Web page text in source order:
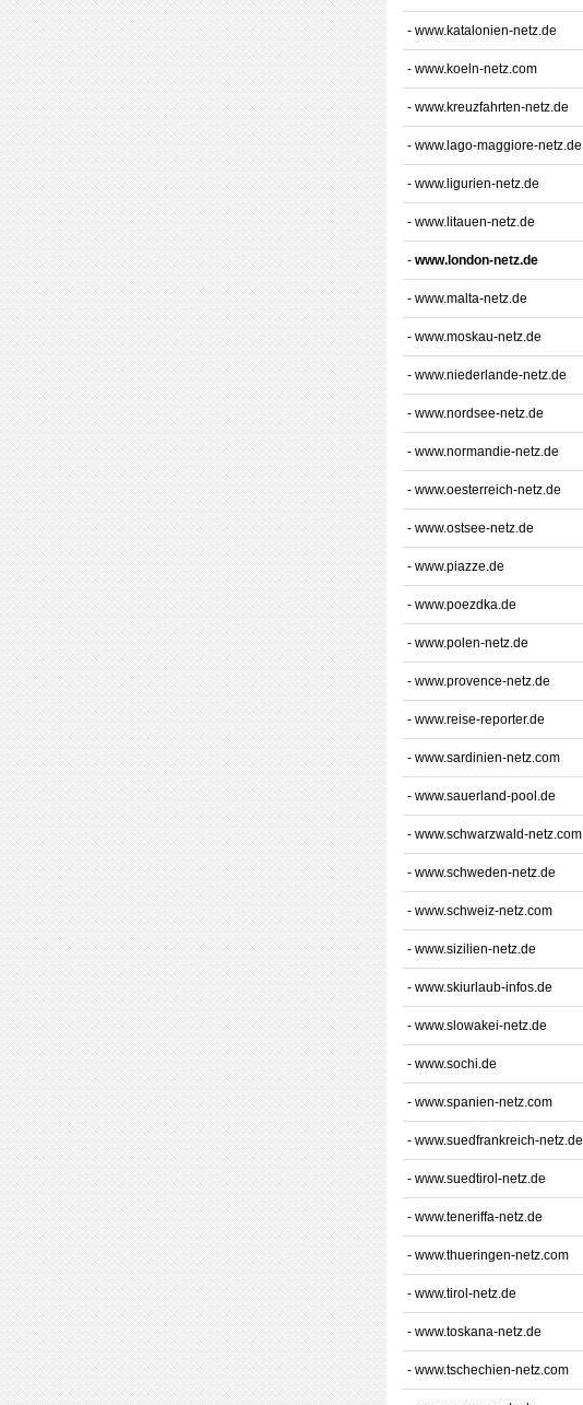
- www.katalonien-netz.de
- www.koeln-netz.com
- www.kreuzfahrten-netz.de
- www.lago-maggiore-netz.de
- www.ligurien-netz.de
- www.litauen-netz.de
- www.london-netz.de
- www.malta-netz.de
- www.moskau-netz.de
- www.niederlande-netz.de
- www.nordsee-netz.de
- www.normandie-netz.de
- www.oesterreich-netz.de
- www.ostsee-netz.de
- www.piazze.de
- www.poezdka.de
- www.polen-netz.de
- www.provence-netz.de
- www.reise-reporter.de
- www.sardinien-netz.com
- www.sauerland-pool.de
- www.schwarzwald-netz.com
- www.schweden-netz.de
- www.schweiz-netz.com
- www.sizilien-netz.de
- www.skiurlaub-infos.de
- www.slowakei-netz.de
- www.sochi.de
- www.spanien-netz.com
- www.suedfrankreich-netz.de
- www.suedtirol-netz.de
- www.teneriffa-netz.de
- www.thueringen-netz.com
- www.tirol-netz.de
- www.toskana-netz.de
- www.tschechien-netz.com